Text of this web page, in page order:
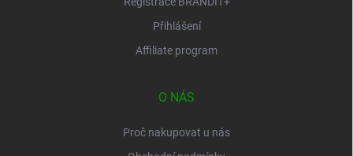
Přihlášení
Affiliate program
O NÁS
Proč nakupovat u nás